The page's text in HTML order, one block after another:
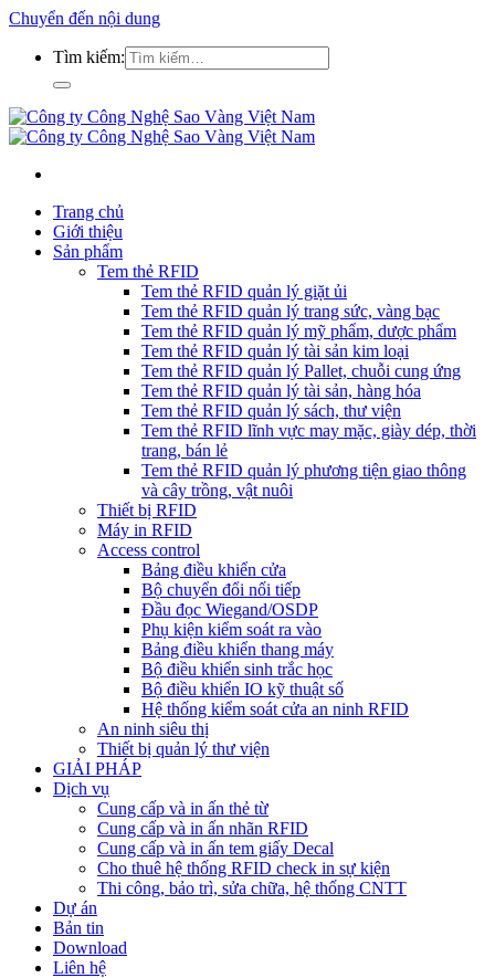
Chuyển đến nội dung
Tìm kiếm:
Trang chủ
Giới thiệu
Sản phẩm
Tem thẻ RFID
Tem thẻ RFID quản lý giặt ủi
Tem thẻ RFID quản lý trang sức, vàng bạc
Tem thẻ RFID quản lý mỹ phẩm, dược phẩm
Tem thẻ RFID quản lý tài sản kim loại
Tem thẻ RFID quản lý Pallet, chuỗi cung ứng
Tem thẻ RFID quản lý tài sản, hàng hóa
Tem thẻ RFID quản lý sách, thư viện
Tem thẻ RFID lĩnh vực may mặc, giày dép, thời
trang, bán lẻ
Tem thẻ RFID quản lý phương tiện giao thông
và cây trồng, vật nuôi
Thiết bị RFID
Máy in RFID
Access control
Bảng điều khiển cửa
Bộ chuyển đổi nối tiếp
Đầu đọc Wiegand/OSDP
Phụ kiện kiểm soát ra vào
Bảng điều khiển thang máy
Bộ điều khiển sinh trắc học
Bộ điều khiển IO kỹ thuật số
Hệ thống kiểm soát cửa an ninh RFID
An ninh siêu thị
Thiết bị quản lý thư viện
GIẢI PHÁP
Dịch vụ
Cung cấp và in ấn thẻ từ
Cung cấp và in ấn nhãn RFID
Cung cấp và in ấn tem giấy Decal
Cho thuê hệ thống RFID check in sự kiện
Thi công, bảo trì, sửa chữa, hệ thống CNTT
Dự án
Bản tin
Download
Liên hệ